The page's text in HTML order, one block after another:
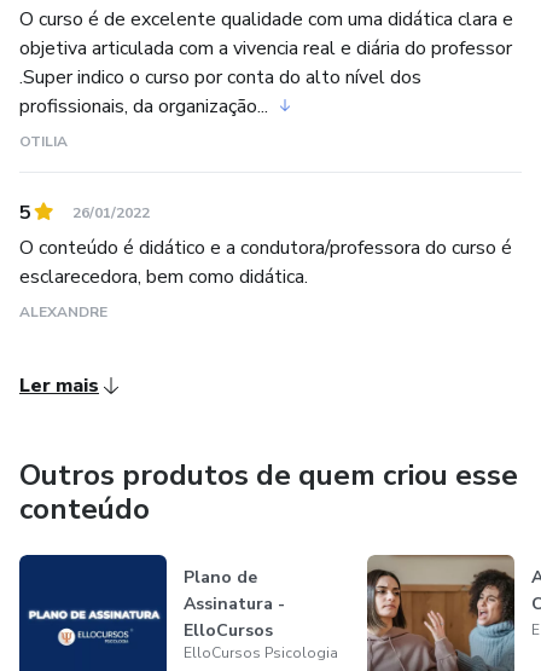
O curso é de excelente qualidade com uma didática clara e
objetiva articulada com a vivencia real e diária do professor
.Super indico o curso por conta do alto nível dos
profissionais, da organização...
OTILIA
5 26/01/2022
O conteúdo é didático e a condutora/professora do curso é
esclarecedora, bem como didática.
ALEXANDRE
Ler mais
Outros produtos de quem criou esse
conteúdo
Plano de
Assinatura -
ElloCursos
Psicologia
ElloCursos Psicologia